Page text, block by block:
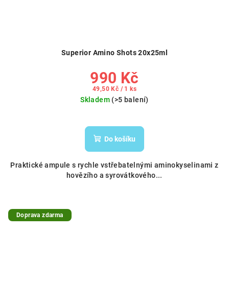
Superior Amino Shots 20x25ml
990 Kč
Měrná
49,50 Kč / 1 ks
Skladem (>5 balení)
Do košíku
Praktické ampule s rychle vstřebatelnými aminokyselinami z
hovězího a syrovátkového...
Doprava zdarma